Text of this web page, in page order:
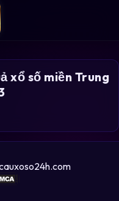
xổ số miền Trung